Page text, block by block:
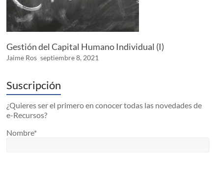
Gestión del Capital Humano Individual (I)
Jaime Ros septiembre 8, 2021
Suscripción
¿Quieres ser el primero en conocer todas las novedades de
e-Recursos?
Nombre*